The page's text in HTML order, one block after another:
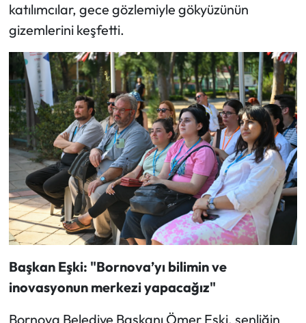
katılımcılar, gece gözlemiyle gökyüzünün
gizemlerini keşfetti.
Başkan Eşki: "Bornova’yı bilimin ve
inovasyonun merkezi yapacağız"
Bornova Belediye Başkanı Ömer Eşki, şenliğin